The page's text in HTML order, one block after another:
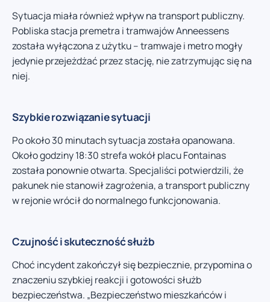
Sytuacja miała również wpływ na transport publiczny.
Pobliska stacja premetra i tramwajów Anneessens
została wyłączona z użytku – tramwaje i metro mogły
jedynie przejeżdżać przez stację, nie zatrzymując się na
niej.
Szybkie rozwiązanie sytuacji
Po około 30 minutach sytuacja została opanowana.
Około godziny 18:30 strefa wokół placu Fontainas
została ponownie otwarta. Specjaliści potwierdzili, że
pakunek nie stanowił zagrożenia, a transport publiczny
w rejonie wrócił do normalnego funkcjonowania.
Czujność i skuteczność służb
Choć incydent zakończył się bezpiecznie, przypomina o
znaczeniu szybkiej reakcji i gotowości służb
bezpieczeństwa. „Bezpieczeństwo mieszkańców i